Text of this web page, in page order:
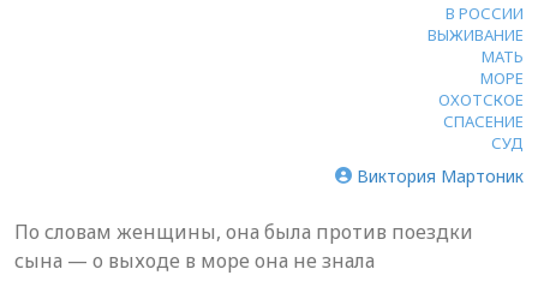
В РОССИИ
ВЫЖИВАНИЕ
МАТЬ
МОРЕ
ОХОТСКОЕ
СПАСЕНИЕ
СУД
Виктория Мартоник
По словам женщины, она была против поездки
сына — о выходе в море она не знала